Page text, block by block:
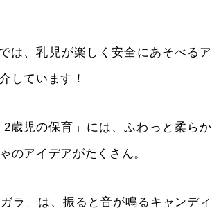
では、乳児が楽しく安全にあそべるア
しています！
2歳児の保育」には、ふわっと柔らか
のアイデアがたくさん。
ガラ」は、振ると音が鳴るキャンディ